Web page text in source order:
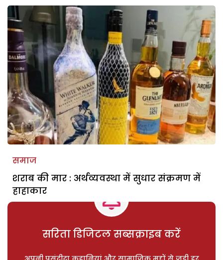
समाज
शराब की मार : अर्थव्यवस्था में सुधार संक्रमण में
हाहाकार
सरिता डिजिटल सब्सक्राइब करें